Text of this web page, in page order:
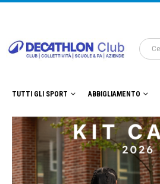
TUTTI GLI SPORT ABBIGLIAMENTO